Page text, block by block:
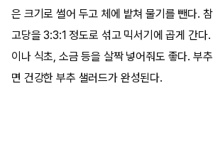
은 크기로 썰어 두고 체에 밭쳐 물기를 뺀다.
고당을 3:3:1 정도로 섞고 믹서기에 곱게 간다
이나 식초, 소금 등을 살짝 넣어줘도 좋다. 부
면 건강한 부추 샐러드가 완성된다.